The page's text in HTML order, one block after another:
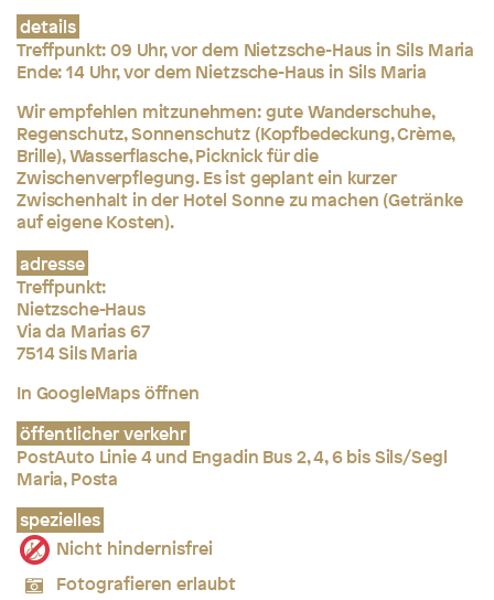
details
Treffpunkt: 09 Uhr, vor dem Nietzsche-Haus in Sils Maria
Ende: 14 Uhr, vor dem Nietzsche-Haus in Sils Maria
Wir empfehlen mitzunehmen: gute Wanderschuhe,
Regenschutz, Sonnenschutz (Kopfbedeckung, Crème,
Brille), Wasserflasche, Picknick für die
Zwischenverpflegung.Es ist geplant ein kurzer
Zwischenhalt in der Hotel Sonne zu machen (Getränke
auf eigene Kosten).
adresse
Treffpunkt:
Nietzsche-Haus
Via da Marias 67
7514 Sils Maria
In GoogleMaps öffnen
öffentlicher verkehr
PostAuto Linie 4 und Engadin Bus 2, 4, 6 bis Sils/Segl
Maria, Posta
spezielles
Nicht hindernisfrei
Fotografieren erlaubt